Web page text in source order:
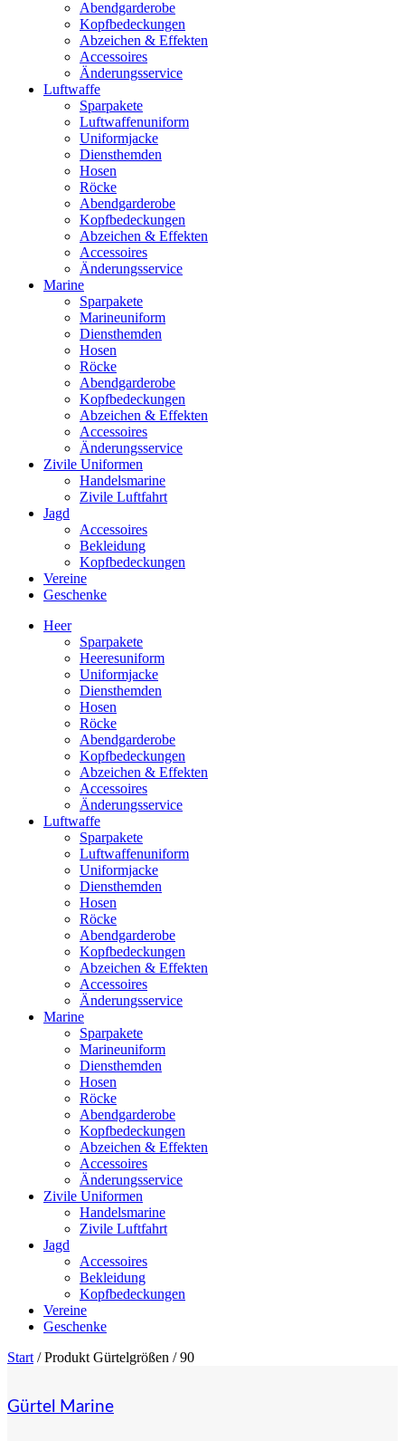
Abendgarderobe
Kopfbedeckungen
Abzeichen & Effekten
Accessoires
Änderungsservice
Luftwaffe
Sparpakete
Luftwaffenuniform
Uniformjacke
Diensthemden
Hosen
Röcke
Abendgarderobe
Kopfbedeckungen
Abzeichen & Effekten
Accessoires
Änderungsservice
Marine
Sparpakete
Marineuniform
Diensthemden
Hosen
Röcke
Abendgarderobe
Kopfbedeckungen
Abzeichen & Effekten
Accessoires
Änderungsservice
Zivile Uniformen
Handelsmarine
Zivile Luftfahrt
Jagd
Accessoires
Bekleidung
Kopfbedeckungen
Vereine
Geschenke
Heer
Sparpakete
Heeresuniform
Uniformjacke
Diensthemden
Hosen
Röcke
Abendgarderobe
Kopfbedeckungen
Abzeichen & Effekten
Accessoires
Änderungsservice
Luftwaffe
Sparpakete
Luftwaffenuniform
Uniformjacke
Diensthemden
Hosen
Röcke
Abendgarderobe
Kopfbedeckungen
Abzeichen & Effekten
Accessoires
Änderungsservice
Marine
Sparpakete
Marineuniform
Diensthemden
Hosen
Röcke
Abendgarderobe
Kopfbedeckungen
Abzeichen & Effekten
Accessoires
Änderungsservice
Zivile Uniformen
Handelsmarine
Zivile Luftfahrt
Jagd
Accessoires
Bekleidung
Kopfbedeckungen
Vereine
Geschenke
Start / Produkt Gürtelgrößen / 90
Gürtel Marine